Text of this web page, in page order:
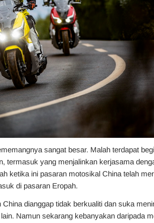
sangat besar. Malah terdapat
termasuk yang menjalinkan kerjasama
ketika ini pasaran motosikal China telah
di pasaran Eropah.
dianggap tidak berkualiti dan suka
Namun sekarang kebanyakan daripada